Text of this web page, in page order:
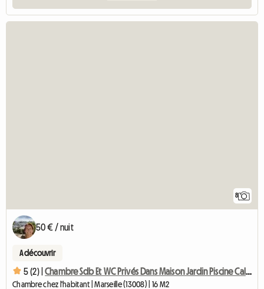
8
50 € / nuit
A découvrir
5 (2) | Chambre Sdb Et WC Privés Dans Maison Jardin Piscine Calme
Chambre chez l'habitant | Marseille (13008) | 16 M2